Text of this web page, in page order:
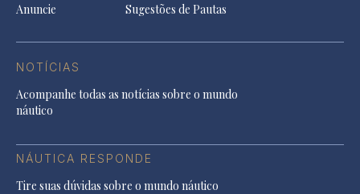
Anuncie
Sugestões de Pautas
NOTÍCIAS
Acompanhe todas as notícias sobre o mundo
náutico
NÁUTICA RESPONDE
Tire suas dúvidas sobre o mundo náutico